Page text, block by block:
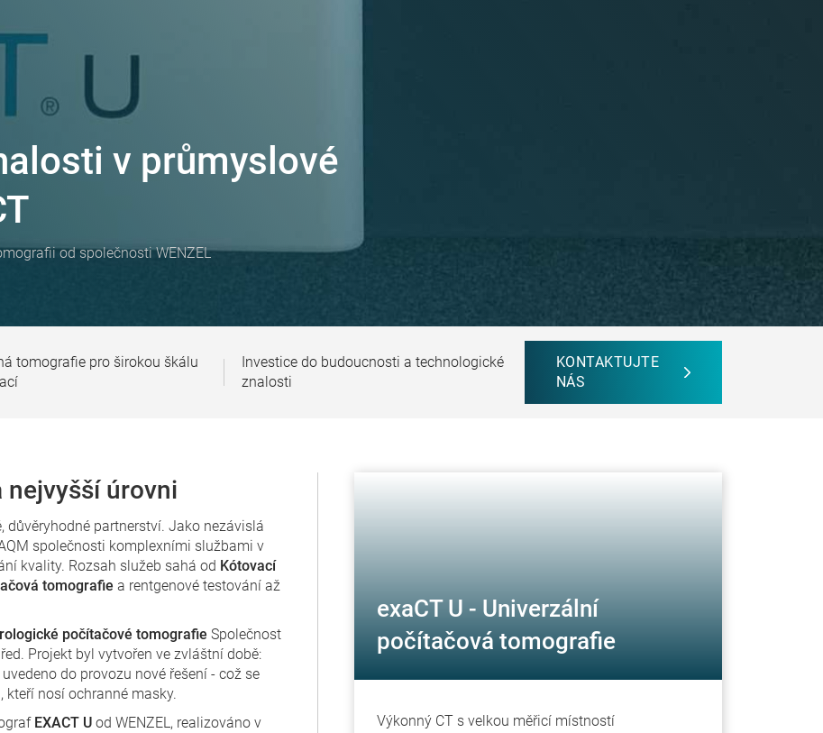
v průmyslové
od společnosti WENZEL
tomografie pro širokou škálu
Investice do budoucnosti a technologické
znalosti
KONTAKTUJTE
NÁS
nejvyšší úrovni
důvěryhodné partnerství. Jako nezávislá
společnosti komplexními službami v
kvality. Rozsah služeb sahá od Kótovací
tomografie a rentgenové testování až
počítačové tomografie Společnost
Projekt byl vytvořen ve zvláštní době:
do provozu nové řešení - což se
nosí ochranné masky.
EXACT U od WENZEL, realizováno v
exaCT U - Univerzální
počítačová tomografie
Výkonný CT s velkou měřicí místností